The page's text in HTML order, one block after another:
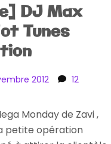
DJ Max
Tunes
2012
12
Monday de Zavi ,
petite opération